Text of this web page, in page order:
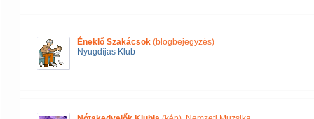
Éneklő Szakácsok (blogbejegyzés)
Nyugdíjas Klub